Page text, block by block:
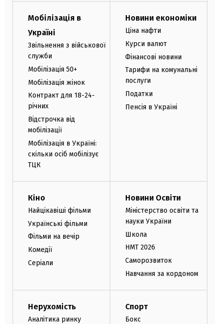
Мобілізація в
Україні
Звільнення з військової
служби
Мобілізація 50+
Мобілізація жінок
Контракт для 18-24-
річних
Відстрочка від
мобілізації
Мобілізація в Україні:
скільки осіб мобілізує
ТЦК
Новини економіки
Ціна нафти
Курси валют
Фінансові новини
Тарифи на комунальні
послуги
Податки
Пенсія в Україні
Кіно
Найцікавіші фільми
Українські фільми
Фільми на вечір
Комедії
Серіали
Новини Освіти
Міністерство освіти та
науки України
Школа
НМТ 2026
Саморозвиток
Навчання за кордоном
Нерухомість
Аналітика ринку
Спорт
Бокс